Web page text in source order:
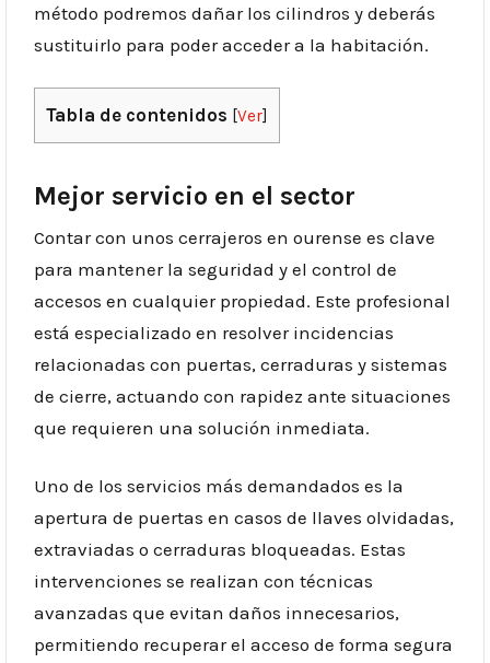
método podremos dañar los cilindros y deberás
sustituirlo para poder acceder a la habitación.
Tabla de contenidos [Ver]
Mejor servicio en el sector
Contar con unos cerrajeros en ourense es clave
para mantener la seguridad y el control de
accesos en cualquier propiedad. Este profesional
está especializado en resolver incidencias
relacionadas con puertas, cerraduras y sistemas
de cierre, actuando con rapidez ante situaciones
que requieren una solución inmediata.
Uno de los servicios más demandados es la
apertura de puertas en casos de llaves olvidadas,
extraviadas o cerraduras bloqueadas. Estas
intervenciones se realizan con técnicas
avanzadas que evitan daños innecesarios,
permitiendo recuperar el acceso de forma segura